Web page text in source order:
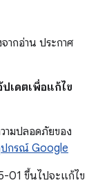
ากอ่าน ประกาศ
ปเดตเพื่อแก้ไข
ามปลอดภัยของ
ปกรณ์ Google
01 ขึ้นไปจะแก้ไข